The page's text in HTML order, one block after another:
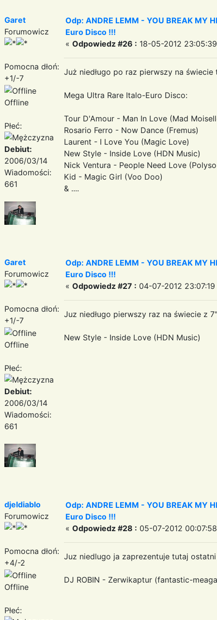
Garet
Forumowicz
Pomocna dłoń:
+1/-7
Offline
Płeć:
Debiut:
2006/03/14
Wiadomości:
661
Odp: ANDRE LEMM - YOU BREAK MY
Euro Disco !!!
« Odpowiedz #26 : 18-05-2012
Już niedługo po raz pierwszy na
Mega Ultra Rare Italo-Euro Disco:
Tour D'Amour - Man In Love (Mad
Rosario Ferro - Now Dance (Fremus)
Laurent - I Love You (Magic Love)
New Style - Inside Love (HDN Music)
Nick Ventura - People Need Love
Kid - Magic Girl (Voo Doo)
& ....
Garet
Forumowicz
Pomocna dłoń:
+1/-7
Offline
Płeć:
Debiut:
2006/03/14
Wiadomości:
661
Odp: ANDRE LEMM - YOU BREAK MY
Euro Disco !!!
« Odpowiedz #27 : 04-07-2012 23:07:19
Juz niedługo pierwszy raz na świecie z
New Style - Inside Love (HDN Music)
djeldiablo
Forumowicz
Pomocna dłoń:
+4/-2
Offline
Płeć:
Odp: ANDRE LEMM - YOU BREAK MY
Euro Disco !!!
« Odpowiedz #28 : 05-07-2012
Juz niedlugo ja zaprezentuje tutaj
DJ ROBIN - Zerwikaptur (fantastic-